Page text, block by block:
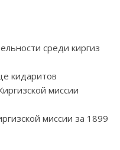
среди киргиз
кидаритов
миссии
миссии за 1899